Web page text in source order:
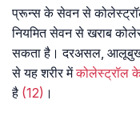
प्रून्स के सेवन से
नियमित सेवन से खराब
सकता है। दरअसल,
से यह शरीर मेंकोलेस्ट्रॉल
है (12) ।